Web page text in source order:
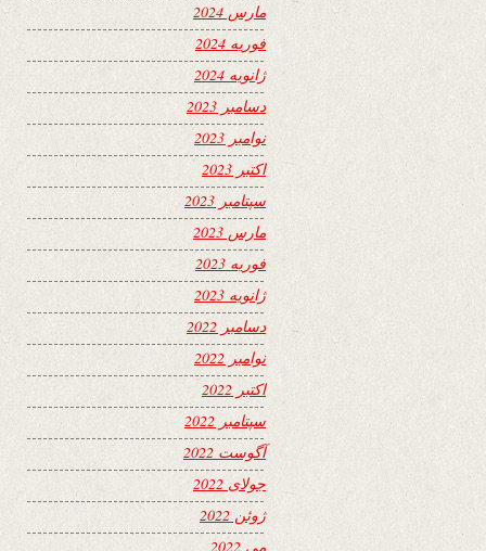
مارس 2024
فوریه 2024
ژانویه 2024
دسامبر 2023
نوامبر 2023
اکتبر 2023
سپتامبر 2023
مارس 2023
فوریه 2023
ژانویه 2023
دسامبر 2022
نوامبر 2022
اکتبر 2022
سپتامبر 2022
آگوست 2022
جولای 2022
ژوئن 2022
می 2022